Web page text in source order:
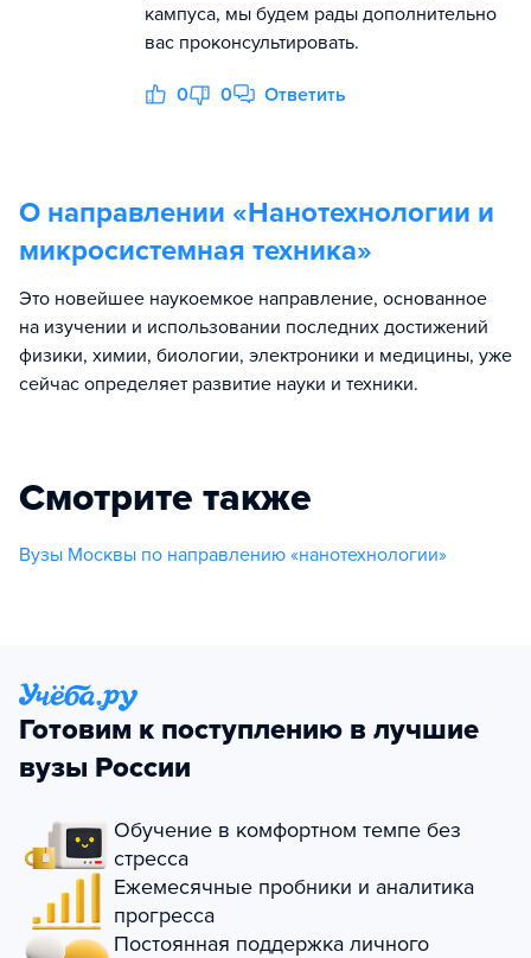
кампуса, мы будем рады дополнительно
вас проконсультировать.
0 0 Ответить
О направлении «Нанотехнологии и
микросистемная техника»
Это новейшее наукоемкое направление, основанное
на изучении и использовании последних достижений
физики, химии, биологии, электроники и медицины, уже
сейчас определяет развитие науки и техники.
Смотрите также
Вузы Москвы по направлению «нанотехнологии»
Готовим к поступлению в лучшие
вузы России
Обучение в комфортном темпе без
стресса
Ежемесячные пробники и аналитика
прогресса
Постоянная поддержка личного